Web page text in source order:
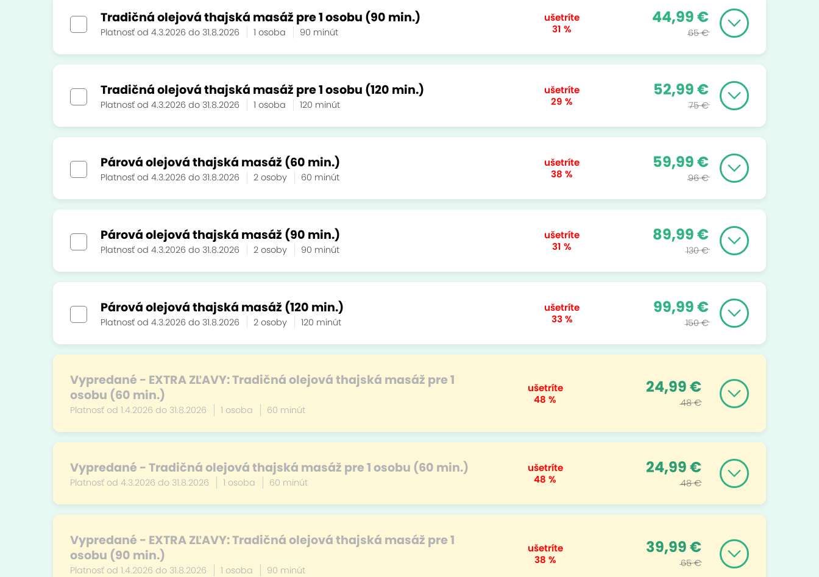
Tradičná olejová thajská masáž pre 1 osobu (90 min.)
Platnosť od 4.3.2026 do 31.8.2026 1 osoba 90 minút
ušetríte
31 %
44,99 €
65 €
Tradičná olejová thajská masáž pre 1 osobu (120 min.)
Platnosť od 4.3.2026 do 31.8.2026 1 osoba 120 minút
ušetríte
29 %
52,99 €
75 €
Párová olejová thajská masáž (60 min.)
Platnosť od 4.3.2026 do 31.8.2026 2 osoby 60 minút
ušetríte
38 %
59,99 €
96 €
Párová olejová thajská masáž (90 min.)
Platnosť od 4.3.2026 do 31.8.2026 2 osoby 90 minút
ušetríte
31 %
89,99 €
130 €
Párová olejová thajská masáž (120 min.)
Platnosť od 4.3.2026 do 31.8.2026 2 osoby 120 minút
ušetríte
33 %
99,99 €
150 €
Vypredané - EXTRA ZĽAVY: Tradičná olejová thajská masáž pre 1
osobu (60 min.)
Platnosť od 1.4.2026 do 31.8.2026 1 osoba 60 minút
ušetríte
48 %
24,99 €
48 €
Vypredané - Tradičná olejová thajská masáž pre 1 osobu (60 min.)
Platnosť od 4.3.2026 do 31.8.2026 1 osoba 60 minút
ušetríte
48 %
24,99 €
48 €
Vypredané - EXTRA ZĽAVY: Tradičná olejová thajská masáž pre 1
osobu (90 min.)
Platnosť od 1.4.2026 do 31.8.2026 1 osoba 90 minút
ušetríte
38 %
39,99 €
65 €